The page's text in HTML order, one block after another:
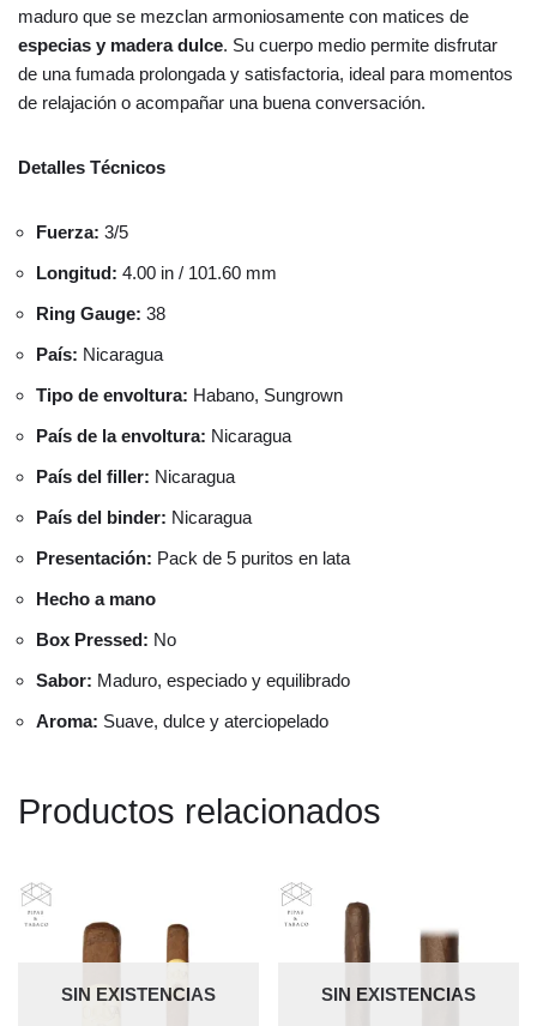
maduro que se mezclan armoniosamente con matices de
especias y madera dulce. Su cuerpo medio permite disfrutar
de una fumada prolongada y satisfactoria, ideal para momentos
de relajación o acompañar una buena conversación.
Detalles Técnicos
Fuerza: 3/5
Longitud: 4.00 in / 101.60 mm
Ring Gauge: 38
País: Nicaragua
Tipo de envoltura: Habano, Sungrown
País de la envoltura: Nicaragua
País del filler: Nicaragua
País del binder: Nicaragua
Presentación: Pack de 5 puritos en lata
Hecho a mano
Box Pressed: No
Sabor: Maduro, especiado y equilibrado
Aroma: Suave, dulce y aterciopelado
Productos relacionados
SIN EXISTENCIAS SIN EXISTENCIAS